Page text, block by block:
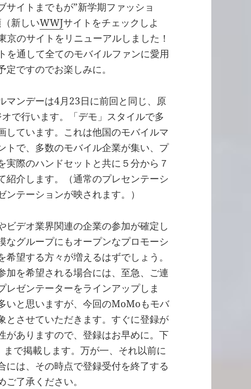
イトまでもが”新学期ファッショ
新しいWWJサイトをチェックしよ
のサイトをリニューアルしました！
通して全てのモバイルファンに愛用
ですのでお楽しみに。
マンデーは4月23日に前回と同じ、原
で行います。「デモ」スタイルで多
しています。これは他国のモバイルマ
トで、多数のモバイル企業が集い、プ
実際のハンドセットと共に５分から７
紹介します。（通常のプレセンテーシ
テーションが映されます。）
デオ業界関連の企業の参加が確定し
なグループにもオープンなプロモーシ
望する方々が増えるはずでしょう。
加を希望される場合には、至急、ご連
ゼンテーターをラインアップしま
いと思いますが、今回のMoMoもモバ
とさせていただきます。すぐに登録が
がありますので、登録はお早めに。下
で掲載します。万が一、それ以前に
には、その時点で登録受付を終了する
了承ください。